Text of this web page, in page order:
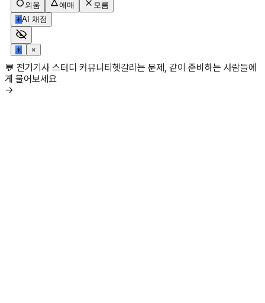
외움
애매
모름
✳AI 채점
✳ ×
💬 전기기사 스터디 커뮤니티헷갈리는 문제, 같이 준비하는 사람들에
게 물어보세요
→